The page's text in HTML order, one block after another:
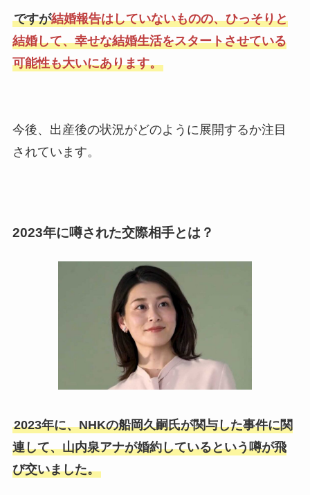
ですが結婚報告はしていないものの、ひっそりと
結婚して、幸せな結婚生活をスタートさせている
可能性も大いにあります。
今後、出産後の状況がどのように展開するか注目
されています。
2023年に噂された交際相手とは？
2023年に、NHKの船岡久嗣氏が関与した事件に関
連して、山内泉アナが婚約しているという噂が飛
び交いました。